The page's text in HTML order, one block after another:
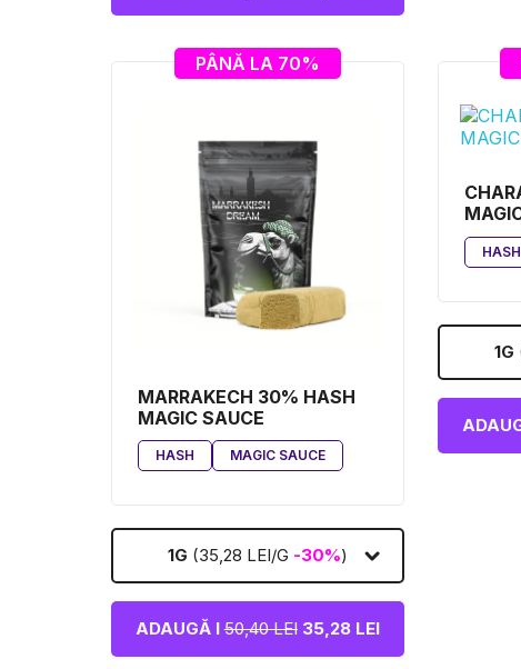
PÂNĂ LA 70%
MARRAKECH 30% HASH
MAGIC SAUCE
HASH MAGIC SAUCE
1G (35,28 LEI/G -30%)
ADAUGĂ I50,40 LEI35,28 LEI
HASH
1G